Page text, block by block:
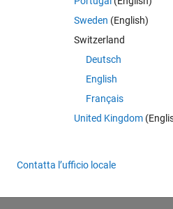
Sweden (English)
Switzerland
Deutsch
English
Français
United Kingdom
Contatta l’ufficio locale